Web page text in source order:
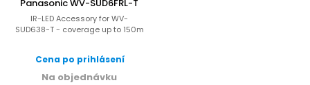
Panasonic WV-SUD6FRL-T
IR-LED Accessory for WV-
SUD638-T - coverage up to 150m
Cena po prihlásení
Na objednávku